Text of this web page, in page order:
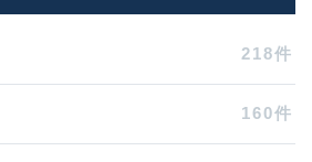
218件
160件